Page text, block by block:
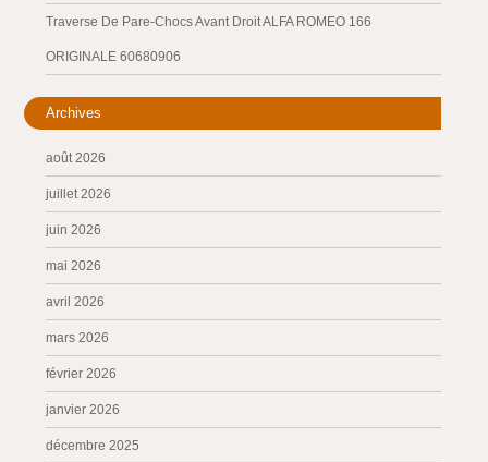
Traverse De Pare-Chocs Avant Droit ALFA ROMEO 166
ORIGINALE 60680906
Archives
août 2026
juillet 2026
juin 2026
mai 2026
avril 2026
mars 2026
février 2026
janvier 2026
décembre 2025